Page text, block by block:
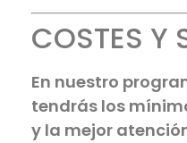
COSTES Y
En nuestro
tendrás los
y la mejor